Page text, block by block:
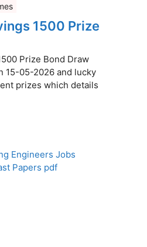
1500 Prize
Prize Bond Draw
15-05-2026 and lucky
prizes which details